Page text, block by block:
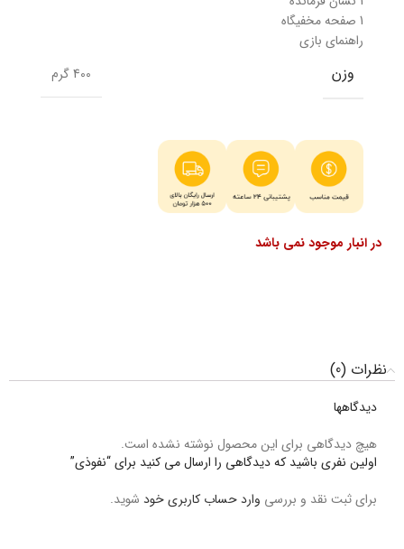
1 صفحه مخفیگاه
راهنمای بازی
وزن 400 گرم
در انبار موجود نمی باشد
نظرات (0)
دیدگاهها
هیچ دیدگاهی برای این محصول نوشته نشده است.
اولین نفری باشید که دیدگاهی را ارسال می کنید برای “نفوذی”
برای ثبت نقد و بررسی وارد حساب کاربری خود شوید.